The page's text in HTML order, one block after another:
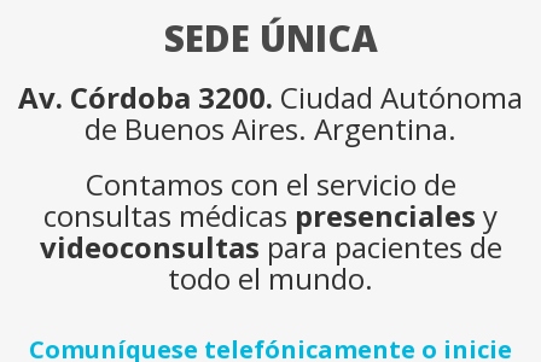
SEDE ÚNICA
Av. Córdoba 3200. Ciudad Autónoma
de Buenos Aires. Argentina.
Contamos con el servicio de
consultas médicas presenciales y
videoconsultas para pacientes de
todo el mundo.
Comuníquese telefónicamente o inicie